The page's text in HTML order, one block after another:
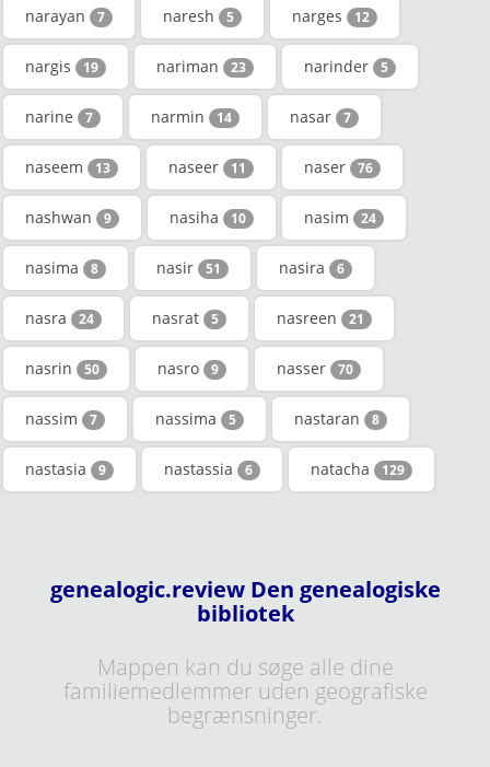
narayan 7 naresh 5 narges 12
nargis 19 nariman 23 narinder 5
narine 7 narmin 14 nasar 7
naseem 13 naseer 11 naser 76
nashwan 9 nasiha 10 nasim 24
nasima 8 nasir 51 nasira 6
nasra 24 nasrat 5 nasreen 21
nasrin 50 nasro 9 nasser 70
nassim 7 nassima 5 nastaran 8
nastasia 9 nastassia 6 natacha 129
genealogic.review Den genealogiske
bibliotek
Mappen kan du søge alle dine
familiemedlemmer uden geografiske
begrænsninger.